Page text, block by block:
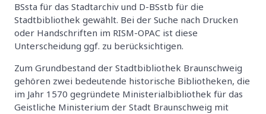
BSsta für das Stadtarchiv und D-BSstb für die
Stadtbibliothek gewählt. Bei der Suche nach Drucken
oder Handschriften im RISM-OPAC ist diese
Unterscheidung ggf. zu berücksichtigen.
Zum Grundbestand der Stadtbibliothek Braunschweig
gehören zwei bedeutende historische Bibliotheken, die
im Jahr 1570 gegründete Ministerialbibliothek für das
Geistliche Ministerium der Stadt Braunschweig mit